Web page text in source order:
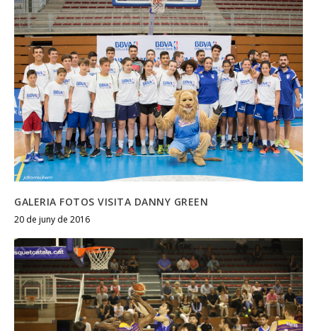
GALERIA FOTOS VISITA DANNY GREEN
20 de juny de 2016